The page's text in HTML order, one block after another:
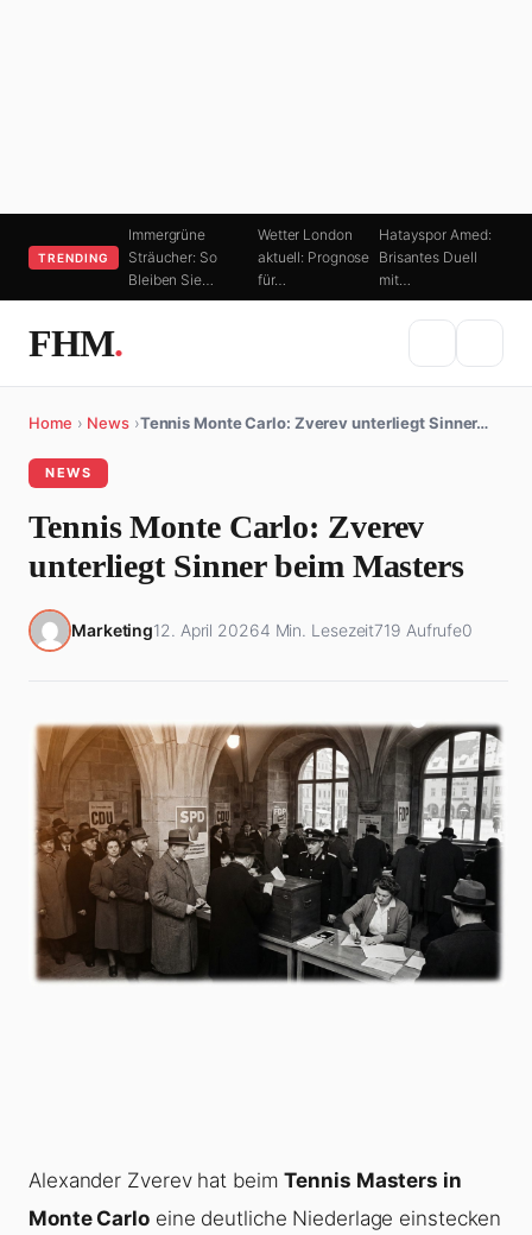
TRENDING
Immergrüne
Sträucher: So
Bleiben Sie…
Wetter London
aktuell: Prognose
für…
Hatayspor Amed:
Brisantes Duell
mit…
FHM.
Home › News ›Tennis Monte Carlo: Zverev unterliegt Sinner…
NEWS
Tennis Monte Carlo: Zverev
unterliegt Sinner beim Masters
Marketing12. April 20264 Min. Lesezeit719 Aufrufe0
Alexander Zverev hat beimTennis Masters in
Monte Carloeine deutliche Niederlage einstecken